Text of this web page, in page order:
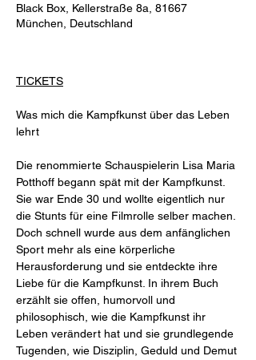
Black Box, Kellerstraße 8a, 81667
München, Deutschland
TICKETS
Was mich die Kampfkunst über das Leben
lehrt
Die renommierte Schauspielerin Lisa Maria
Potthoff begann spät mit der Kampfkunst.
Sie war Ende 30 und wollte eigentlich nur
die Stunts für eine Filmrolle selber machen.
Doch schnell wurde aus dem anfänglichen
Sport mehr als eine körperliche
Herausforderung und sie entdeckte ihre
Liebe für die Kampfkunst. In ihrem Buch
erzählt sie offen, humorvoll und
philosophisch, wie die Kampfkunst ihr
Leben verändert hat und sie grundlegende
Tugenden, wie Disziplin, Geduld und Demut